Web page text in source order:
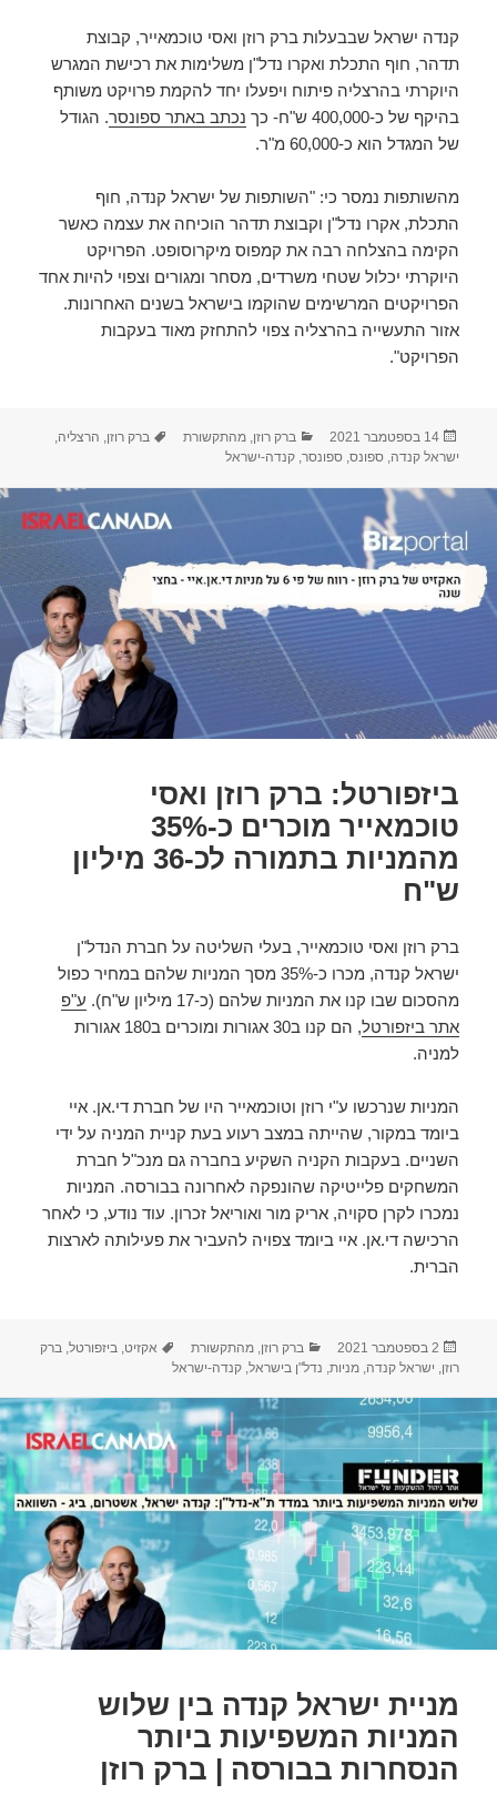
קנדה ישראל שבבעלות ברק רוזן ואסי טוכמאייר, קבוצת
תדהר, חוף התכלת ואקרו נדל"ן משלימות את רכישת המגרש
היוקרתי בהרצליה פיתוח ויפעלו יחד להקמת פרויקט משותף
בהיקף של כ-400,000 ש"ח- כך
נכתב באתר ספונסר. הגודל
של המגדל הוא כ-60,000 מ"ר.
מהשותפות נמסר כי: "השותפות של ישראל קנדה, חוף
התכלת, אקרו נדל"ן וקבוצת תדהר הוכיחה את עצמה כאשר
הקימה בהצלחה רבה את קמפוס מיקרוסופט. הפרויקט
היוקרתי יכלול שטחי משרדים, מסחר ומגורים וצפוי להיות אחד
הפרויקטים המרשימים שהוקמו בישראל בשנים האחרונות.
אזור התעשייה בהרצליה צפוי להתחזק מאוד בעקבות
הפרויקט".
פורסם
בתאריך
14 בספטמבר 2021 קטגוריות
ברק רוזן,מהתקשורת תגיות
ברק רוזן, הרצליה,
ישראל קנדה,ספונס,ספונסר,קנדה-ישראל
ביזפורטל: ברק רוזן ואסי
טוכמאייר מוכרים כ-35%
מהמניות בתמורה לכ-36 מיליון
ש"ח
ברק רוזן ואסי טוכמאייר, בעלי השליטה על חברת הנדל"ן
ישראל קנדה, מכרו כ-35% מסך המניות שלהם במחיר כפול
מהסכום שבו קנו את המניות שלהם (כ-17 מיליון ש"ח).
ע"פ
אתר ביזפורטל
, הם קנו ב30 אגורות ומוכרים ב180 אגורות
למניה.
המניות שנרכשו ע"י רוזן וטוכמאייר היו של חברת די.אן. איי
ביומד במקור, שהייתה במצב רעוע בעת קניית המניה על ידי
השניים. בעקבות הקניה השקיע בחברה גם מנכ"ל חברת
המשחקים פלייטיקה שהונפקה לאחרונה בבורסה. המניות
נמכרו לקרן סקויה, אריק מור ואוריאל זכרון. עוד נודע, כי לאחר
הרכישה די.אן. איי ביומד צפויה להעביר את פעילותה לארצות
הברית.
פורסם
בתאריך
2 בספטמבר 2021 קטגוריות
ברק רוזן,מהתקשורת תגיות
אקזיט,ביזפורטל,ברק
רוזן, ישראל קנדה,מניות, נדל"ן בישראל,קנדה-ישראל
מניית ישראל קנדה בין שלוש
המניות המשפיעות ביותר
הנסחרות בבורסה | ברק רוזן